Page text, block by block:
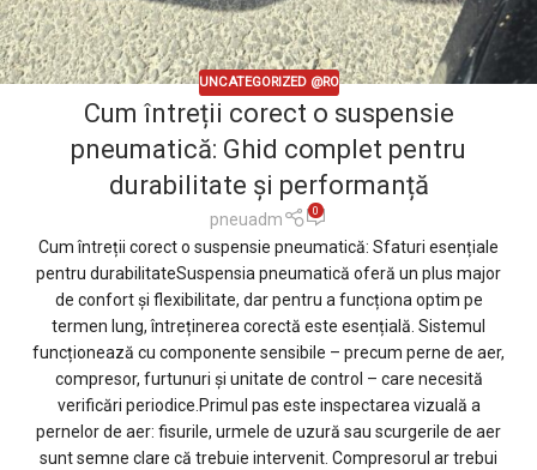
UNCATEGORIZED @RO
Cum întreții corect o suspensie
pneumatică: Ghid complet pentru
durabilitate și performanță
pneuadm 0
Cum întreții corect o suspensie pneumatică: Sfaturi esențiale
pentru durabilitateSuspensia pneumatică oferă un plus major
de confort și flexibilitate, dar pentru a funcționa optim pe
termen lung, întreținerea corectă este esențială. Sistemul
funcționează cu componente sensibile – precum perne de aer,
compresor, furtunuri și unitate de control – care necesită
verificări periodice.Primul pas este inspectarea vizuală a
pernelor de aer: fisurile, urmele de uzură sau scurgerile de aer
sunt semne clare că trebuie intervenit. Compresorul ar trebui